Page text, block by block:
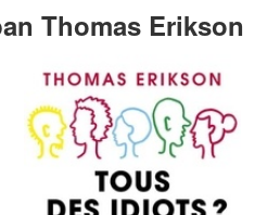
Thomas Erikson